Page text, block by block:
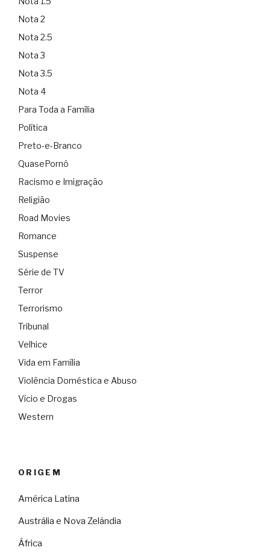
Nota 2
Nota 2.5
Nota 3
Nota 3.5
Nota 4
Para Toda a Família
Política
Preto-e-Branco
QuasePornô
Racismo e Imigração
Religião
Road Movies
Romance
Suspense
Série de TV
Terror
Terrorismo
Tribunal
Velhice
Vida em Família
Violência Doméstica e Abuso
Vício e Drogas
Western
ORIGEM
América Latina
Austrália e Nova Zelândia
África